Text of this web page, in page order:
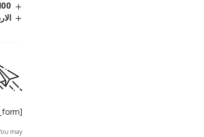
100 دولار لكل عائد.. الأمم المتحدة تشجع السوريين
[mc4wp_form]
may